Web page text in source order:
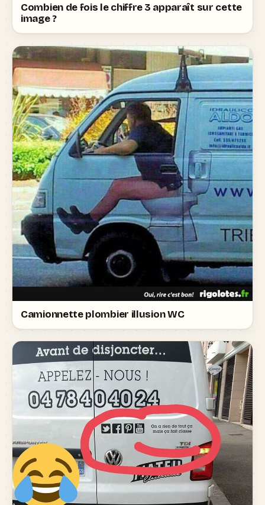
Combien de fois le chiffre 3 apparaît sur cette
image ?
Camionnette plombier illusion WC